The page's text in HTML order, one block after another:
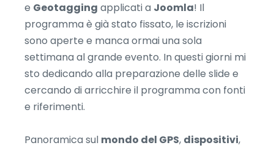
e Geotagging applicati a Joomla! Il
programma è già stato fissato, le iscrizioni
sono aperte e manca ormai una sola
settimana al grande evento. In questi giorni mi
sto dedicando alla preparazione delle slide e
cercando di arricchire il programma con fonti
e riferimenti.
Panoramica sul mondo del GPS, dispositivi,